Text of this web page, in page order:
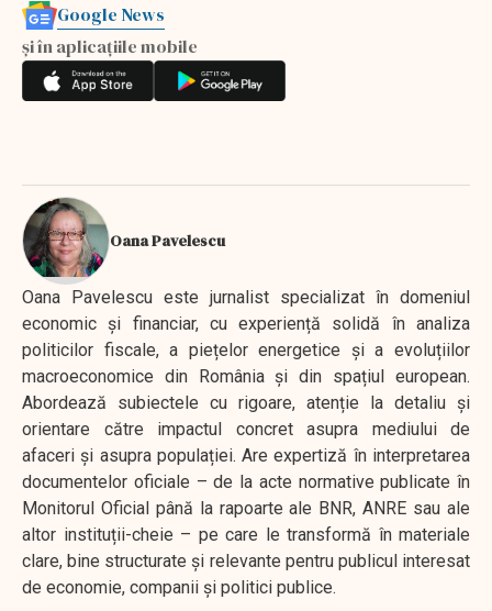
Google News
și în aplicațiile mobile
Oana Pavelescu
Oana Pavelescu este jurnalist specializat în domeniul
economic și financiar, cu experiență solidă în analiza
politicilor fiscale, a piețelor energetice și a evoluțiilor
macroeconomice din România și din spațiul european.
Abordează subiectele cu rigoare, atenție la detaliu și
orientare către impactul concret asupra mediului de
afaceri și asupra populației. Are expertiză în interpretarea
documentelor oficiale – de la acte normative publicate în
Monitorul Oficial până la rapoarte ale BNR, ANRE sau ale
altor instituții-cheie – pe care le transformă în materiale
clare, bine structurate și relevante pentru publicul interesat
de economie, companii și politici publice.